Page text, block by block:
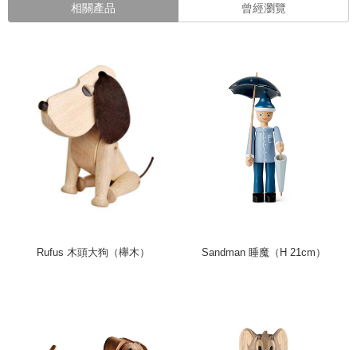
相關產品 曾經瀏覽
Rufus 木頭大狗（櫸木） Sandman 睡魔（H 21cm）